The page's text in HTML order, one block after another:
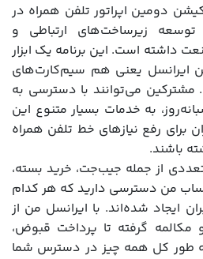
دومین اپراتور تلفن همراه در
زیرساخت‌های ارتباطی و
داشته است. این برنامه یک ابزار
ایرانسل یعنی هم سیم‌کارت‌های
می‌توانند با دسترسی به
به خدمات بسیار متنوع این
برای رفع نیازهای خط تلفن همراه
باشند.
از جمله جیب‌جت، خرید بسته،
من دسترسی دارید که هر کدام
ایجاد شده‌اند. با ایرانسل من از
مکالمه گرفته تا پرداخت قبوض،
طور کل همه چیز در دسترس شما